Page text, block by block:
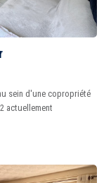
sein d'une copropriété
actuellement